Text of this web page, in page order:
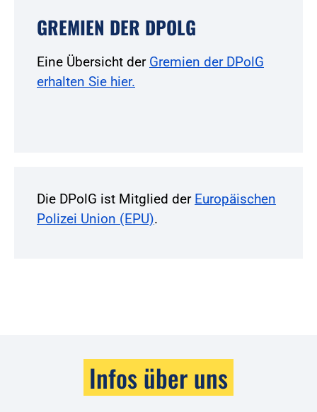
GREMIEN DER DPOLG
Eine Übersicht der Gremien der DPolG
erhalten Sie hier.
Die DPolG ist Mitglied der Europäischen
Polizei Union (EPU).
Infos über uns